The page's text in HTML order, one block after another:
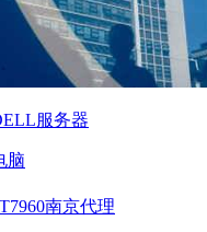
服务器
脑
南京代理